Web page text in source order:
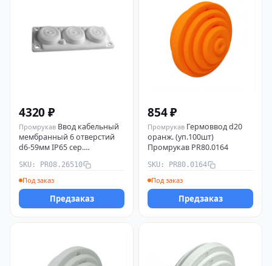
4320 ₽
Промрукав Ввод кабельный
мембранный 6 отверстий
d6-59мм IP65 сер.
SKU: PR08.26510
Под заказ
Предзаказ
854 ₽
Промрукав Гермоввод d20
оранж. (уп.100шт)
Промрукав PR80.0164
SKU: PR80.0164
Под заказ
Предзаказ